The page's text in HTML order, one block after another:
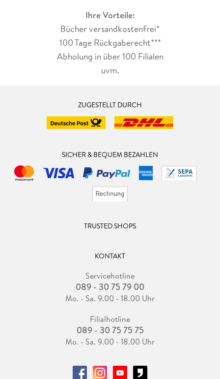
Ihre Vorteile:
Bücher versandkostenfrei*
100 Tage Rückgaberecht***
Abholung in über 100 Filialen
uvm.
ZUGESTELLT DURCH
SICHER & BEQUEM BEZAHLEN
TRUSTED SHOPS
KONTAKT
Servicehotline
089 - 30 75 79 00
Mo. - Sa. 9.00 - 18.00 Uhr
Filialhotline
089 - 30 75 75 75
Mo. - Sa. 9.00 - 18.00 Uhr